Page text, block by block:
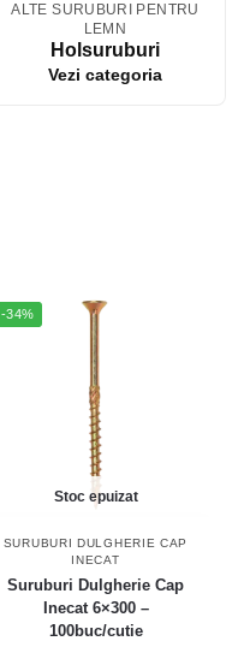
ALTE SURUBURI PENTRU
LEMN
Holsuruburi
Vezi categoria
-34%
Stoc epuizat
SURUBURI DULGHERIE CAP
INECAT
Suruburi Dulgherie Cap
Inecat 6×300 –
100buc/cutie